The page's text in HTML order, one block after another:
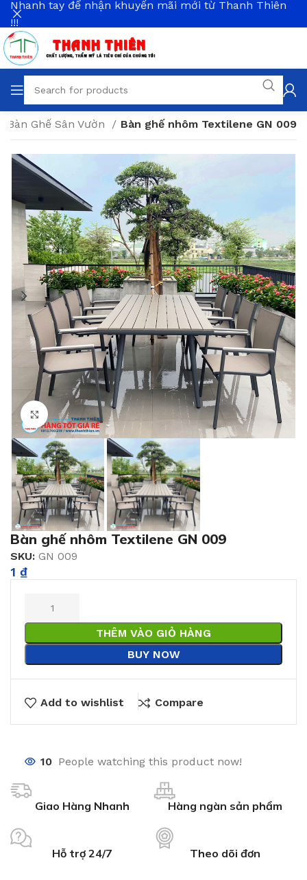
Bàn Ghế Sân Vườn Bàn ghế nhôm Textilene GN 009
Click to enlarge
Bàn ghế nhôm Textilene GN 009
SKU: GN 009
1 ₫
THÊM VÀO GIỎ HÀNG
BUY NOW
Add to wishlist Compare
10 People watching this product now!
Giao Hàng Nhanh Hàng ngàn sản phẩm
Hỗ trợ 24/7 Theo dõi đơn
Nhanh tay để nhận khuyến mãi mới từ Thanh Thiên
!!!